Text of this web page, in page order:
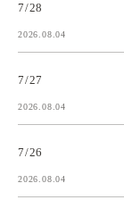
7/28
2026.08.04
7/27
2026.08.04
7/26
2026.08.04